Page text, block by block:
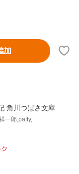
加
角川つばさ文庫
一郎,patty,